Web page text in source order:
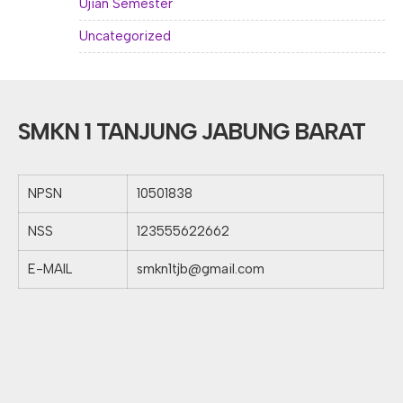
Ujian Semester
Uncategorized
SMKN 1 TANJUNG JABUNG BARAT
NPSN 10501838
NSS 123555622662
E-MAIL smkn1tjb@gmail.com